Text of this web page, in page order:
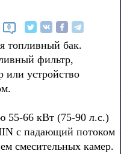
0
топливный бак.
фильтр,
или устройство
55-66 кВт (75-90 л.с.)
с падающий потоком
смесительных камер.